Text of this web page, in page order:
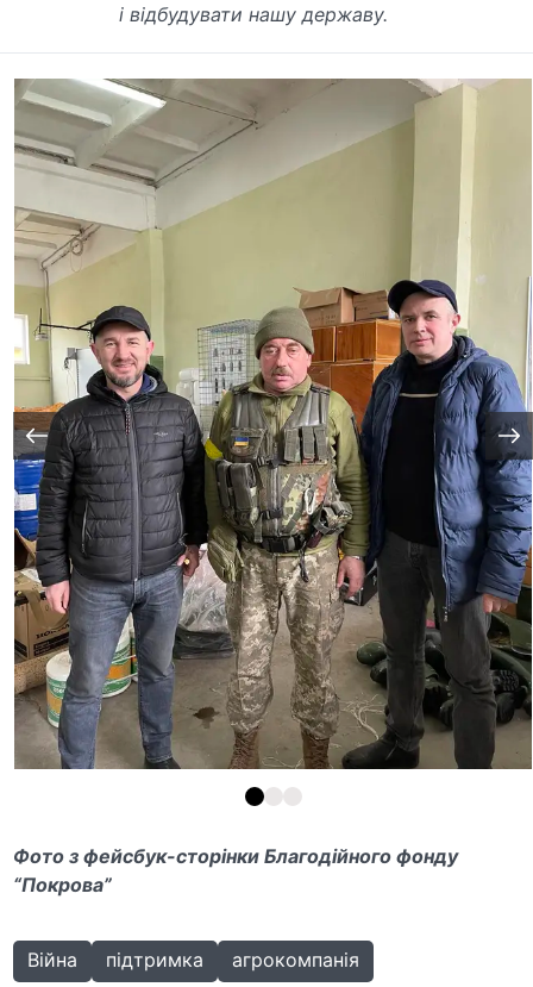
і відбудувати нашу державу.
Фото з фейсбук-сторінки Благодійного фонду
“Покрова”
Війна підтримка агрокомпанія